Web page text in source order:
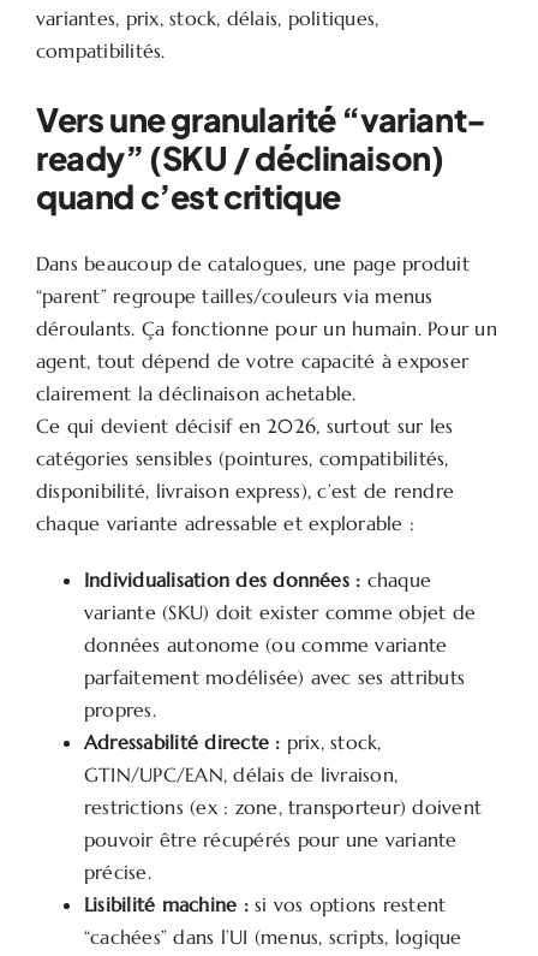
variantes, prix, stock, délais, politiques,
compatibilités.
Vers une granularité “variant-
ready” (SKU / déclinaison)
quand c’est critique
Dans beaucoup de catalogues, une page produit
“parent” regroupe tailles/couleurs via menus
déroulants. Ça fonctionne pour un humain. Pour un
agent, tout dépend de votre capacité à exposer
clairement la déclinaison achetable.
Ce qui devient décisif en 2026, surtout sur les
catégories sensibles (pointures, compatibilités,
disponibilité, livraison express), c’est de rendre
chaque variante adressable et explorable :
Individualisation des données : chaque
variante (SKU) doit exister comme objet de
données autonome (ou comme variante
parfaitement modélisée) avec ses attributs
propres.
Adressabilité directe : prix, stock,
GTIN/UPC/EAN, délais de livraison,
restrictions (ex : zone, transporteur) doivent
pouvoir être récupérés pour une variante
précise.
Lisibilité machine :si vos options restent
“cachées” dans l’UI (menus, scripts, logique